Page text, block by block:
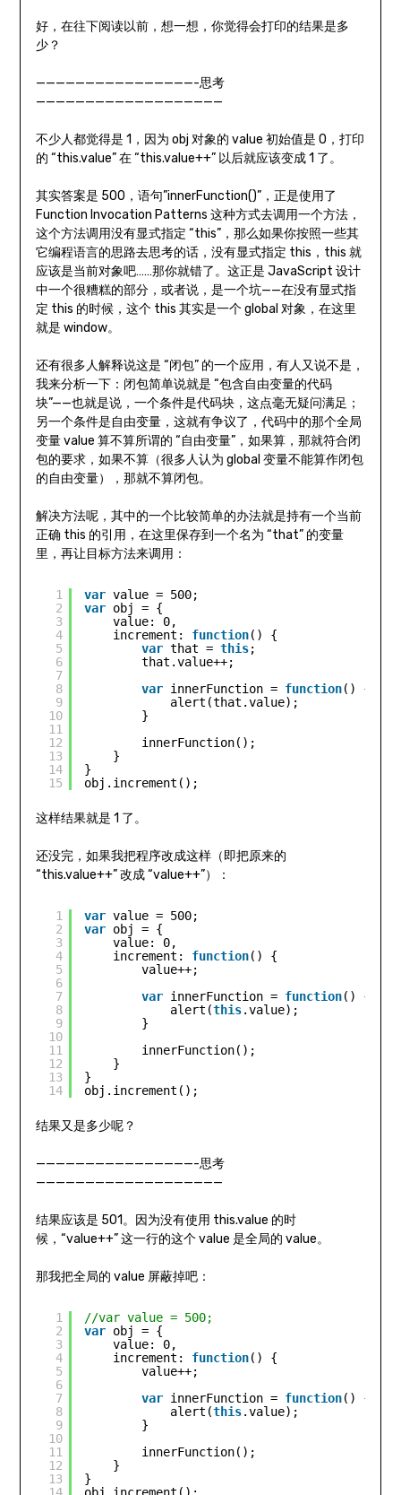
好，在往下阅读以前，想一想，你觉得会打印的结果是多
少？
————————————————-思考
———————————————————
不少人都觉得是 1，因为 obj 对象的 value 初始值是 0，打印
的 “this.value” 在 “this.value++” 以后就应该变成 1 了。
其实答案是 500，语句”innerFunction()”，正是使用了
Function Invocation Patterns 这种方式去调用一个方法，
这个方法调用没有显式指定 “this”，那么如果你按照一些其
它编程语言的思路去思考的话，没有显式指定 this，this 就
应该是当前对象吧……那你就错了。这正是 JavaScript 设计
中一个很糟糕的部分，或者说，是一个坑——在没有显式指
定 this 的时候，这个 this 其实是一个 global 对象，在这里
就是 window。
还有很多人解释说这是 “闭包” 的一个应用，有人又说不是，
我来分析一下：闭包简单说就是 “包含自由变量的代码
块”——也就是说，一个条件是代码块，这点毫无疑问满足；
另一个条件是自由变量，这就有争议了，代码中的那个全局
变量 value 算不算所谓的 “自由变量”，如果算，那就符合闭
包的要求，如果不算（很多人认为 global 变量不能算作闭包
的自由变量），那就不算闭包。
解决方法呢，其中的一个比较简单的办法就是持有一个当前
正确 this 的引用，在这里保存到一个名为 “that” 的变量
里，再让目标方法来调用：
1
2
3
4
5
6
7
8
9
10
11
12
13
14
15
var value = 500;
var obj = {
value: 0,
increment: function() {
var that = this;
that.value++;
var innerFunction = function() {
alert(that.value);
}
innerFunction();
}
}
obj.increment();
这样结果就是 1 了。
还没完，如果我把程序改成这样（即把原来的
“this.value++” 改成 “value++”）：
1
2
3
4
5
6
7
8
9
10
11
12
13
14
var value = 500;
var obj = {
value: 0,
increment: function() {
value++;
var innerFunction = function() {
alert(this.value);
}
innerFunction();
}
}
obj.increment();
结果又是多少呢？
————————————————-思考
———————————————————
结果应该是 501。因为没有使用 this.value 的时
候，“value++” 这一行的这个 value 是全局的 value。
那我把全局的 value 屏蔽掉吧：
1
2
3
4
5
6
7
8
9
10
11
12
13
//var value = 500;
var obj = {
value: 0,
increment: function() {
value++;
var innerFunction = function() {
alert(this.value);
}
innerFunction();
}
}